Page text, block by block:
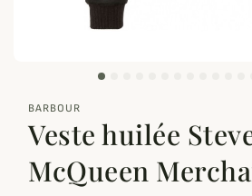
BARBOUR
Veste huilée
McQueen